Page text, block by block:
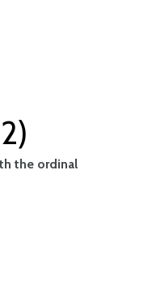
the ordinal